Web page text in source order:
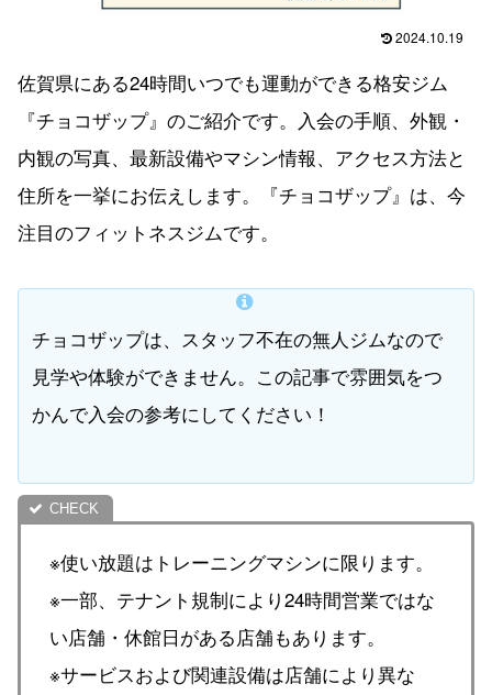
2024.10.19
佐賀県にある24時間いつでも運動ができる格安ジム
『チョコザップ』のご紹介です。入会の手順、外観・
内観の写真、最新設備やマシン情報、アクセス方法と
住所を一挙にお伝えします。『チョコザップ』は、今
注目のフィットネスジムです。
チョコザップは、スタッフ不在の無人ジムなので
見学や体験ができません。この記事で雰囲気をつ
かんで入会の参考にしてください！
※使い放題はトレーニングマシンに限ります。
※一部、テナント規制により24時間営業ではな
い店舗・休館日がある店舗もあります。
※サービスおよび関連設備は店舗により異な